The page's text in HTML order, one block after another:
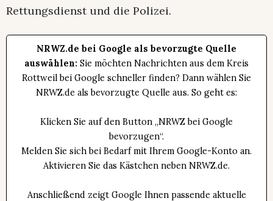
Rettungsdienst und die Polizei.
NRWZ.de bei Google als bevorzugte Quelle
auswählen: Sie möchten Nachrichten aus dem Kreis
Rottweil bei Google schneller finden? Dann wählen Sie
NRWZ.de als bevorzugte Quelle aus. So geht es:
Klicken Sie auf den Button „NRWZ bei Google
bevorzugen“.
Melden Sie sich bei Bedarf mit Ihrem Google-Konto an.
Aktivieren Sie das Kästchen neben NRWZ.de.
Anschließend zeigt Google Ihnen passende aktuelle